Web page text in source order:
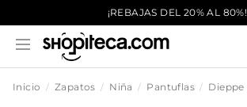
¡REBAJAS DEL 20% AL 80%!
Inicio Zapatos Niña Pantuflas Dieppe